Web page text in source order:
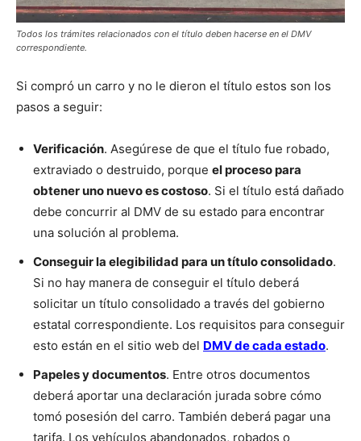
Todos los trámites relacionados con el título deben hacerse en el DMV
correspondiente.
Si compró un carro y no le dieron el título estos son los
pasos a seguir:
Verificación. Asegúrese de que el título fue robado,
extraviado o destruido, porque el proceso para
obtener uno nuevo es costoso. Si el título está dañado
debe concurrir al DMV de su estado para encontrar
una solución al problema.
Conseguir la elegibilidad para un título consolidado.
Si no hay manera de conseguir el título deberá
solicitar un título consolidado a través del gobierno
estatal correspondiente. Los requisitos para conseguir
esto están en el sitio web del DMV de cada estado.
Papeles y documentos. Entre otros documentos
deberá aportar una declaración jurada sobre cómo
tomó posesión del carro. También deberá pagar una
tarifa. Los vehículos abandonados, robados o